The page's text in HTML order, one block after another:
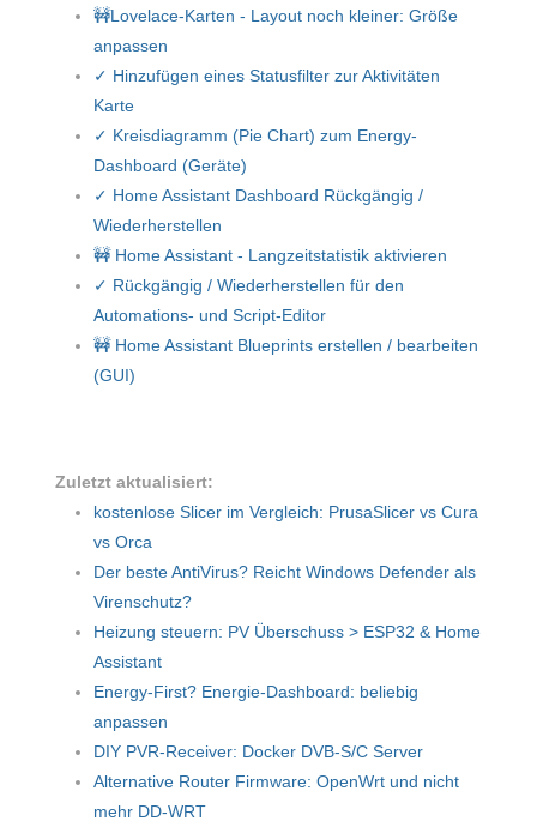
🚧Lovelace-Karten - Layout noch kleiner: Größe
anpassen
✓ Hinzufügen eines Statusfilter zur Aktivitäten
Karte
✓ Kreisdiagramm (Pie Chart) zum Energy-
Dashboard (Geräte)
✓ Home Assistant Dashboard Rückgängig /
Wiederherstellen
🚧 Home Assistant - Langzeitstatistik aktivieren
✓ Rückgängig / Wiederherstellen für den
Automations- und Script-Editor
🚧 Home Assistant Blueprints erstellen / bearbeiten
(GUI)
Zuletzt aktualisiert:
kostenlose Slicer im Vergleich: PrusaSlicer vs Cura
vs Orca
Der beste AntiVirus? Reicht Windows Defender als
Virenschutz?
Heizung steuern: PV Überschuss > ESP32 & Home
Assistant
Energy-First? Energie-Dashboard: beliebig
anpassen
DIY PVR-Receiver: Docker DVB-S/C Server
Alternative Router Firmware: OpenWrt und nicht
mehr DD-WRT